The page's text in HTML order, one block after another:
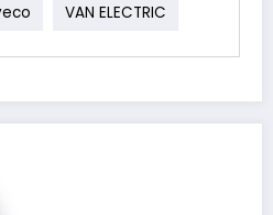
VAN ELECTRIC